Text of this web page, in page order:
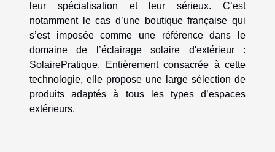
leur spécialisation et leur sérieux. C’est
notamment le cas d’une boutique française qui
s’est imposée comme une référence dans le
domaine de l’éclairage solaire d'extérieur :
SolairePratique. Entièrement consacrée à cette
technologie, elle propose une large sélection de
produits adaptés à tous les types d’espaces
extérieurs.